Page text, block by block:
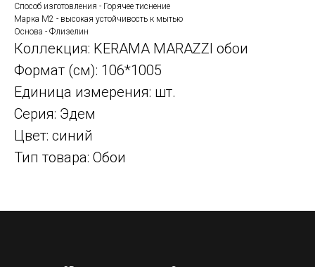
Способ изготовления - Горячее тиснение
Марка М2 - высокая устойчивость к мытью
Основа - Флизелин
Коллекция: KERAMA MARAZZI обои
Формат (см): 106*1005
Единица измерения: шт.
Серия: Эдем
Цвет: синий
Тип товара: Обои